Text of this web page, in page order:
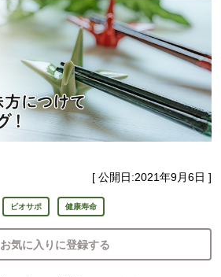
[ 公開日:2021年9月6日 ]
ビオサポ 健康寿命
お気に入りに登録する